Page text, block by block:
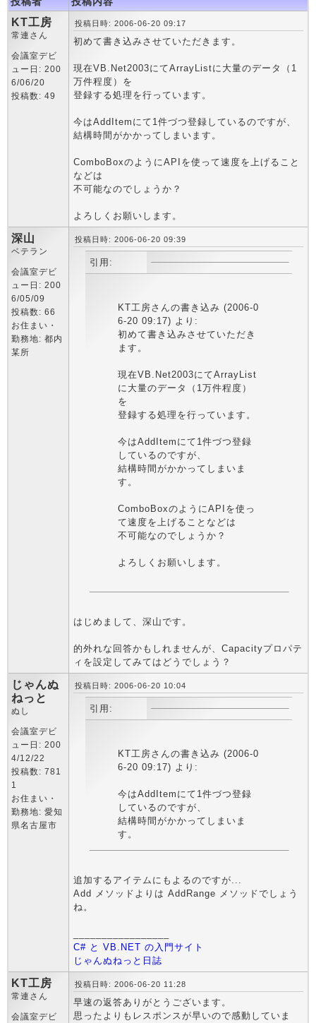
KT工房
常連さん
会議室デビ
ュー日: 200
6/06/20
投稿数: 49
投稿日時: 2006-06-20 09:17
初めて書き込みさせていただきます。
現在VB.Net2003にてArrayListに大量のデータ（1
万件程度）を
登録する処理を行っています。
今はAddItemにて1件づつ登録しているのですが、
結構時間がかかってしまいます。
ComboBoxのようにAPIを使って速度を上げること
などは
不可能なのでしょうか？
よろしくお願いします。
深山
ベテラン
会議室デビ
ュー日: 200
6/05/09
投稿数: 66
お住まい・
勤務地: 都内
某所
投稿日時: 2006-06-20 09:39
引用:
KT工房さんの書き込み (2006-0
6-20 09:17) より:
初めて書き込みさせていただき
ます。
現在VB.Net2003にてArrayList
に大量のデータ（1万件程度）
を
登録する処理を行っています。
今はAddItemにて1件づつ登録
しているのですが、
結構時間がかかってしまいま
す。
ComboBoxのようにAPIを使っ
て速度を上げることなどは
不可能なのでしょうか？
よろしくお願いします。
はじめまして、深山です。
的外れな回答かもしれませんが、Capacityプロパテ
ィを設定してみてはどうでしょう？
じゃんぬ
ねっと
ぬし
会議室デビ
ュー日: 200
4/12/22
投稿数: 781
1
お住まい・
勤務地: 愛知
県名古屋市
投稿日時: 2006-06-20 10:04
引用:
KT工房さんの書き込み (2006-0
6-20 09:17) より:
今はAddItemにて1件づつ登録
しているのですが、
結構時間がかかってしまいま
す。
追加するアイテムにもよるのですが...
Add メソッドよりは AddRange メソッドでしょう
ね。
C# と VB.NET の入門サイト
じゃんぬねっと日誌
KT工房
常連さん
会議室デビ
投稿日時: 2006-06-20 11:28
早速の返答ありがとうございます。
思ったよりもレスポンスが早いので感動していま